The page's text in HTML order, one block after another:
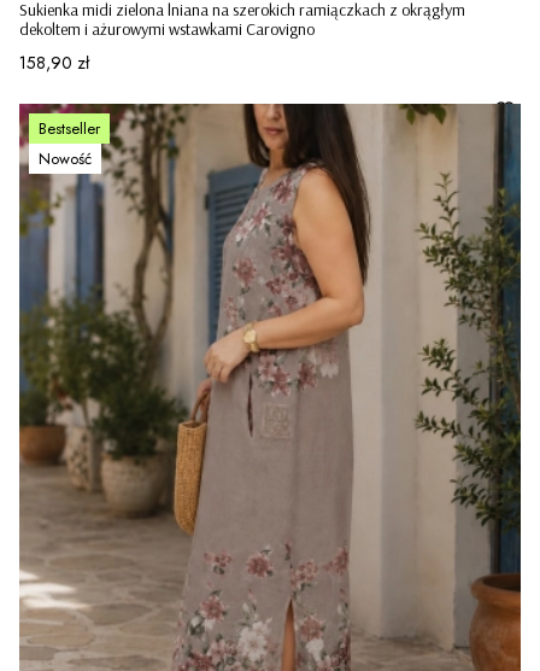
Sukienka midi zielona lniana na szerokich ramiączkach z okrągłym
dekoltem i ażurowymi wstawkami Carovigno
Cena
158,90 zł
Bestseller
Nowość